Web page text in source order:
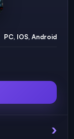
PC, IOS, Android